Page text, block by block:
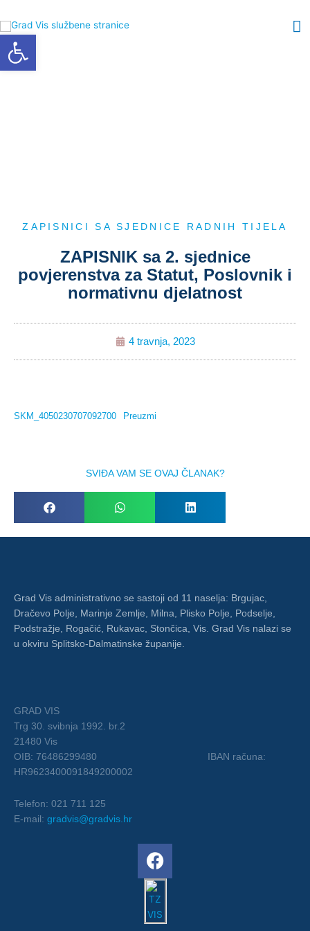
Open toolbar
to
content
ZAPISNICI SA SJEDNICE RADNIH TIJELA​
ZAPISNIK sa 2. sjednice
povjerenstva za Statut, Poslovnik i
normativnu djelatnost
4 travnja, 2023
SKM_4050230707092700 Preuzmi
SVIĐA VAM SE OVAJ ČLANAK?
Grad Vis administrativno se sastoji od 11 naselja: Brgujac,
Dračevo Polje, Marinje Zemlje, Milna, Plisko Polje, Podselje,
Podstražje, Rogačić, Rukavac, Stončica, Vis. Grad Vis nalazi se
u okviru Splitsko-Dalmatinske županije.
GRAD VIS
Trg 30. svibnja 1992. br.2
21480 Vis
OIB: 76486299480 IBAN računa:
HR9623400091849200002
Telefon: 021 711 125
E-mail: gradvis@gradvis.hr
F
a
c
e
b